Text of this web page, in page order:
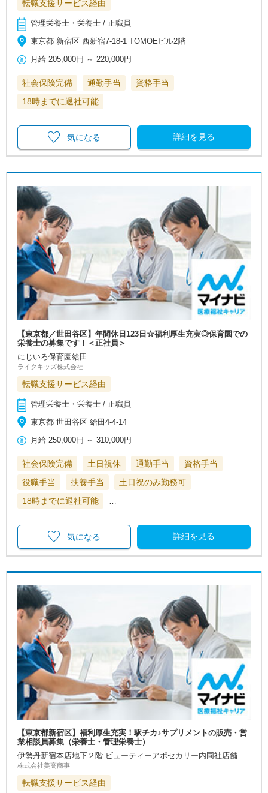
転職支援サービス経由
管理栄養士・栄養士 / 正職員
東京都 新宿区 西新宿7-18-1 TOMOEビル2階
月給 205,000円 ～220,000円
社会保険完備 通勤手当
資格手当
18時までに退社可能
詳細を見る
気になる
【東京都／世田谷区】年間休日123日☆福利厚生充実◎保育園での
栄養士の募集です！＜正社員＞
にじいろ保育園給田
ライクキッズ株式会社
転職支援サービス経由
管理栄養士・栄養士 / 正職員
東京都 世田谷区 給田4-4-14
月給 250,000円 ～310,000円
社会保険完備 土日祝休 通勤手当
資格手当
役職手当
扶養手当
土日祝のみ勤務可
18時までに退社可能
詳細を見る
気になる
【東京都新宿区】福利厚生充実！駅チカ♪サプリメントの販売・営
業相談員募集（栄養士・管理栄養士）
伊勢丹新宿本店地下２階 ビューティーアポセカリー内同社店舗
株式会社美高商事
転職支援サービス経由